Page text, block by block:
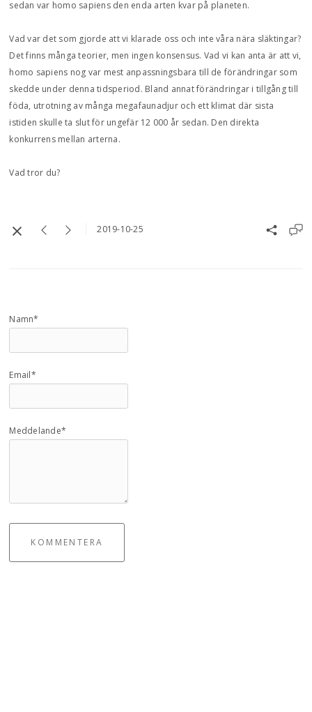
sedan var homo sapiens den enda arten kvar på planeten.
Vad var det som gjorde att vi klarade oss och inte våra nära släktingar?
Det finns många teorier, men ingen konsensus. Vad vi kan anta är att vi,
homo sapiens nog var mest anpassningsbara till de förändringar som
skedde under denna tidsperiod. Bland annat förändringar i tillgång till
föda, utrotning av många megafaunadjur och ett klimat där sista
istiden skulle ta slut för ungefär 12 000 år sedan. Den direkta
konkurrens mellan arterna.
Vad tror du?
2019-10-25
Namn*
Email*
Meddelande*
KOMMENTERA